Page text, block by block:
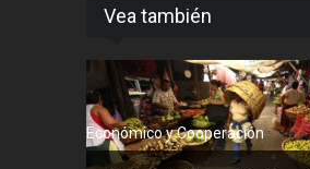
Vea también
Económico y Cooperación